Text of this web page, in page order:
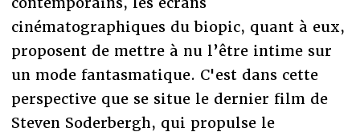
cinématographiques du biopic, quant à eux,
proposent de mettre à nu l’être intime sur
un mode fantasmatique. C'est dans cette
perspective que se situe le dernier film de
Steven Soderbergh, qui propulse le